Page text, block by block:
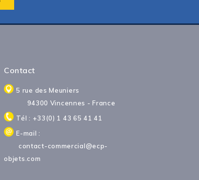
Contact
5 rue des Meuniers
94300 Vincennes - France
Tél : +33(0) 1 43 65 41 41
E-mail :
contact-commercial@ecp-
objets.com